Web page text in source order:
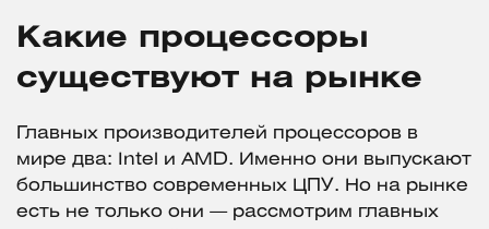
Какие процессоры
существуют на рынке
Главных производителей процессоров в
мире два: Intel и AMD. Именно они выпускают
большинство современных ЦПУ. Но на рынке
есть не только они — рассмотрим главных